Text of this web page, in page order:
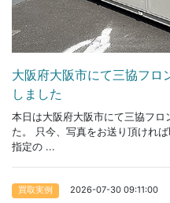
大阪府大阪市にて三協フロ
しました
本日は大阪府大阪市にて三協フ
た。 只今、写真をお送り頂けれ
指定の ...
買取実例 2026-07-30 09:11:00